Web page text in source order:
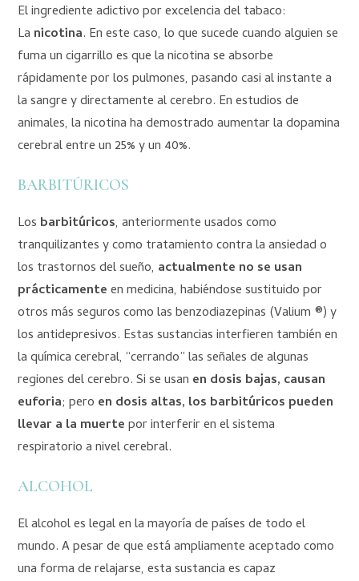
El ingrediente adictivo por excelencia del tabaco:
La nicotina. En este caso, lo que sucede cuando alguien se
fuma un cigarrillo es que la nicotina se absorbe
rápidamente por los pulmones, pasando casi al instante a
la sangre y directamente al cerebro. En estudios de
animales, la nicotina ha demostrado aumentar la dopamina
cerebral entre un 25% y un 40%.
BARBITÚRICOS
Los barbitúricos, anteriormente usados como
tranquilizantes y como tratamiento contra la ansiedad o
los trastornos del sueño, actualmente no se usan
prácticamenteen medicina, habiéndose sustituido por
otros más seguros como las benzodiazepinas (Valium ®) y
los antidepresivos. Estas sustancias interfieren también en
la química cerebral, “cerrando” las señales de algunas
regiones del cerebro. Si se usan en dosis bajas, causan
euforia; pero en dosis altas, los barbitúricos pueden
llevar a la muertepor interferir en el sistema
respiratorio a nivel cerebral.
ALCOHOL
El alcohol es legal en la mayoría de países de todo el
mundo. A pesar de que está ampliamente aceptado como
una forma de relajarse, esta sustancia es capaz